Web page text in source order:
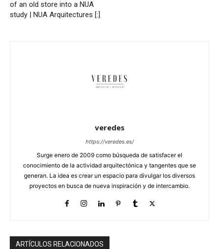
of an old store into a NUA
study | NUA Arquitectures [:]
veredes
https://veredes.es/
Surge enero de 2009 como búsqueda de satisfacer el
conocimiento de la actividad arquitectónica y tangentes que se
generan. La idea es crear un espacio para divulgar los diversos
proyectos en busca de nueva inspiración y de intercambio.
ARTÍCULOS RELACIONADOS